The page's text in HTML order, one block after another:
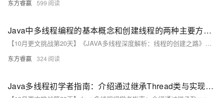
东方睿赢 599
Java中多线程编程的基本概念和创建线程的两种主要方式：继承Thread类和实现Runnable接口
【10月更文挑战第20天】《JAVA多线程深度解析：线程的创建之路》介绍了Java中多线程编程的基本概念和创建线程的两种主要方式：继承Thread类和实现Runnable接口。文章详细讲解了每种方式的实现方法、优缺点及适用场景，帮助读者更好地理解和掌握多线程编程技术，为复杂任务的高效处理奠定基础。
东方睿赢 324
Java多线程初学者指南：介绍通过继承Thread类与实现Runnable接口两种方式创建线程的方法及其优缺点